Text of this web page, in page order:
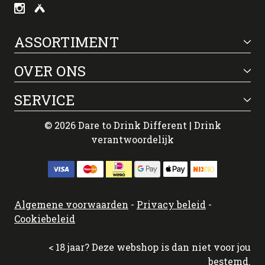
ASSORTIMENT
OVER ONS
SERVICE
© 2026 Dare to Drink Different | Drink
verantwoordelijk
Algemene voorwaarden - Privacy beleid -
Cookiebeleid
< 18 jaar? Deze webshop is dan niet voor jou
bestemd.